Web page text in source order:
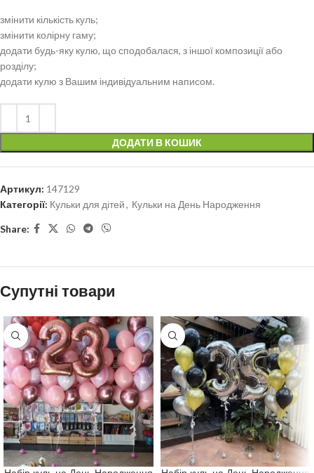
змінити кількість куль;
змінити колірну гаму;
додати будь-яку кулю, що сподобалася, з іншої композиції або
розділу;
додати кулю з Вашим індивідуальним написом.
ДОДАТИ В КОШИК
Артикул: 147129
Категорії: Кульки для дітей, Кульки на День Народження
Share:
Супутні товари